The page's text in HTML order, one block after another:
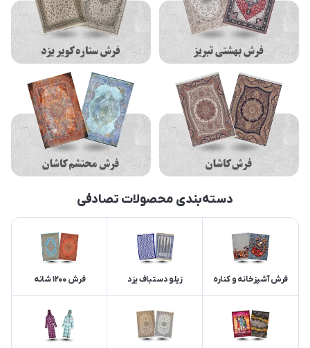
دسته‌بندی محصولات تصادفی
فرش آشپزخانه و کناره زیلو دستباف یزد فرش 1200 شانه